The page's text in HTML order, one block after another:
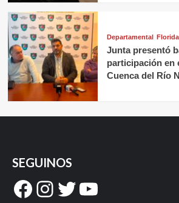
Departamental Florida
Junta presentó
participación en
Cuenca del Río
SEGUINOS
Facebook
Instagram
Twitter
YouTube